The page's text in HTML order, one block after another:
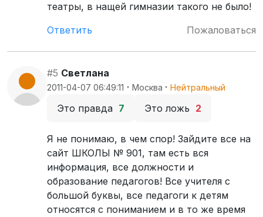
театры, в нащей гимназии такого не было!
Ответить
Пожаловаться
#5 Светлана
2011-04-07 06:49:11 · Москва · Нейтральный
Это правда 7 Это ложь 2
Я не понимаю, в чем спор! Зайдите все на
сайт ШКОЛЫ № 901, там есть вся
информация, все должности и
образование педагогов! Все учителя с
большой буквы, все педагоги к детям
относятся с пониманием и в то же время